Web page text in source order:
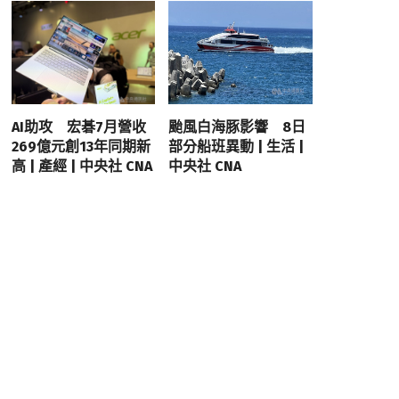
AI助攻 宏碁7月營收
269億元創13年同期新
高 | 產經 | 中央社 CNA
颱風白海豚影響 8日
部分船班異動 | 生活 |
中央社 CNA